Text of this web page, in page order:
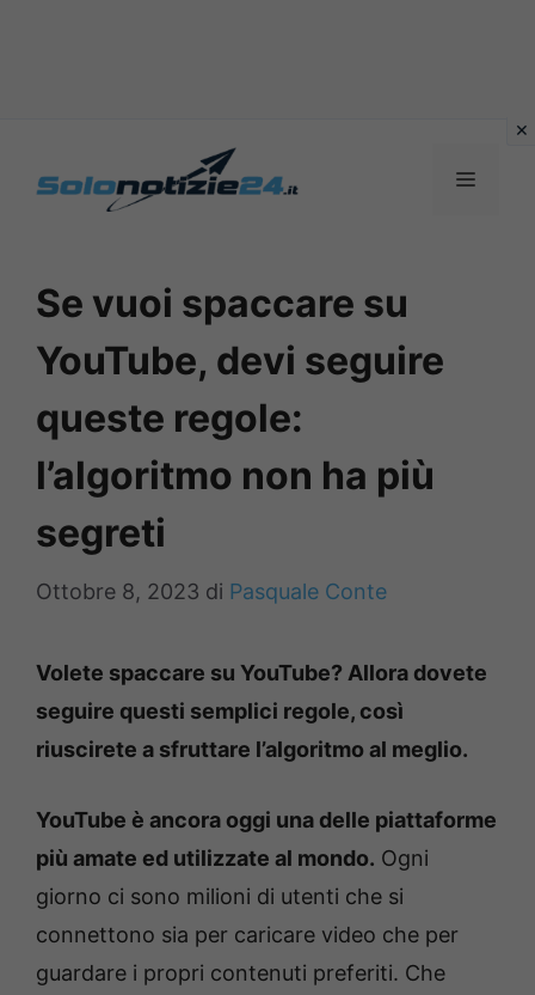
MENU
Se vuoi spaccare su
YouTube, devi seguire
queste regole:
l’algoritmo non ha più
segreti
Ottobre 8, 2023 di Pasquale Conte
Volete spaccare su YouTube? Allora dovete
seguire questi semplici regole, così
riuscirete a sfruttare l’algoritmo al meglio.
YouTube è ancora oggi una delle piattaforme
più amate ed utilizzate al mondo. Ogni
giorno ci sono milioni di utenti che si
connettono sia per caricare video che per
guardare i propri contenuti preferiti. Che